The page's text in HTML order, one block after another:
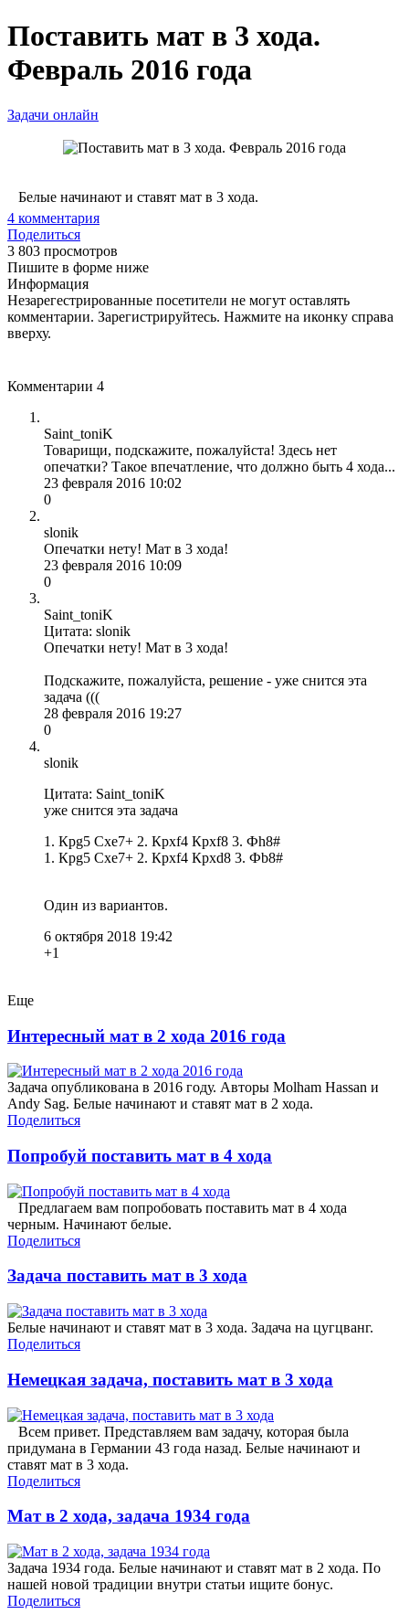
Поставить мат в 3 хода.
Февраль 2016 года
Задачи онлайн
Белые начинают и ставят мат в 3 хода.
4 комментария
Поделиться
3 803 просмотров
Пишите в форме ниже
Информация
Незарегестрированные посетители не могут оставлять
комментарии. Зарегистрируйтесь. Нажмите на иконку справа
вверху.
Комментарии 4
Saint_toniK
Товарищи, подскажите, пожалуйста! Здесь нет
опечатки? Такое впечатление, что должно быть 4 хода...
23 февраля 2016 10:02
0
slonik
Опечатки нету! Мат в 3 хода!
23 февраля 2016 10:09
0
Saint_toniK
Цитата: slonik
Опечатки нету! Мат в 3 хода!
Подскажите, пожалуйста, решение - уже снится эта
задача (((
28 февраля 2016 19:27
0
slonik
Цитата: Saint_toniK
уже снится эта задача
1. Крg5 Сxe7+ 2. Крxf4 Крxf8 3. Фh8#
1. Крg5 Сxe7+ 2. Крxf4 Крxd8 3. Фb8#
Один из вариантов.
6 октября 2018 19:42
+1
Еще
Интересный мат в 2 хода 2016 года
Задача опубликована в 2016 году. Авторы Molham Hassan и
Andy Sag. Белые начинают и ставят мат в 2 хода.
Поделиться
Попробуй поставить мат в 4 хода
Предлагаем вам попробовать поставить мат в 4 хода
черным. Начинают белые.
Поделиться
Задача поставить мат в 3 хода
Белые начинают и ставят мат в 3 хода. Задача на цугцванг.
Поделиться
Немецкая задача, поставить мат в 3 хода
Всем привет. Представляем вам задачу, которая была
придумана в Германии 43 года назад. Белые начинают и
ставят мат в 3 хода.
Поделиться
Мат в 2 хода, задача 1934 года
Задача 1934 года. Белые начинают и ставят мат в 2 хода. По
нашей новой традиции внутри статьи ищите бонус.
Поделиться